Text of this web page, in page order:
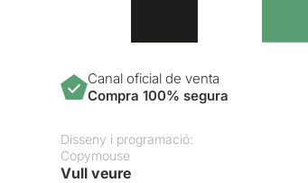
Canal oficial de venta
Compra 100% segura
Disseny i programació:
Copymouse
Vull veure